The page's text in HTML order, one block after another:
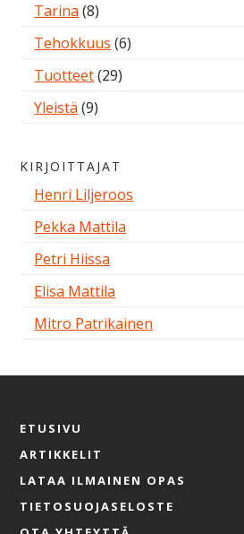
Tarina (8)
Tehokkuus (6)
Tuotteet(29)
Yleistä (9)
KIRJOITTAJAT
Henri Liljeroos
Pekka Mattila
Petri Hiissa
Elisa Mattila
Mitro Patrikainen
ETUSIVU
ARTIKKELIT
LATAA ILMAINEN OPAS
TIETOSUOJASELOSTE